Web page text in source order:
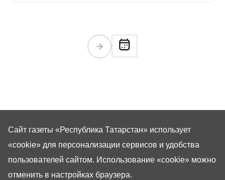
Сайт газеты «Республика Татарстан» использует
«cookie» для персонализации сервисов и удобства
пользователей сайтом. Использование «cookie» можно
отменить в настройках браузера.